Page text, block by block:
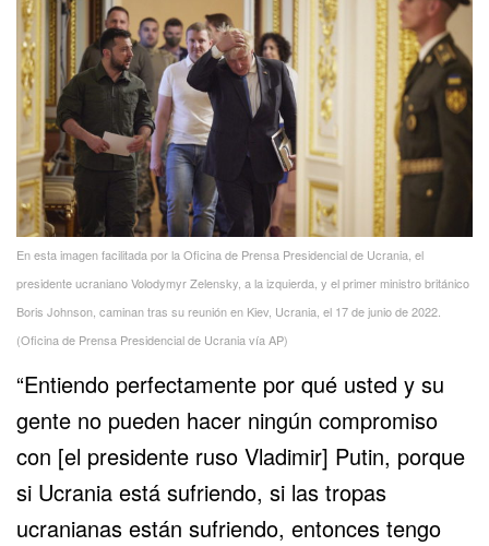
En esta imagen facilitada por la Oficina de Prensa Presidencial de Ucrania, el
presidente ucraniano Volodymyr Zelensky, a la izquierda, y el primer ministro británico
Boris Johnson, caminan tras su reunión en Kiev, Ucrania, el 17 de junio de 2022.
(Oficina de Prensa Presidencial de Ucrania vía AP)
“Entiendo perfectamente por qué usted y su
gente no pueden hacer ningún compromiso
con [el presidente ruso Vladimir] Putin, porque
si Ucrania está sufriendo, si las tropas
ucranianas están sufriendo, entonces tengo